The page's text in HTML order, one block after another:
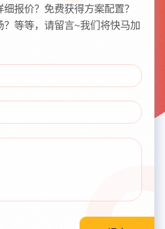
报价？免费获得方案配置？
？等等，请留言~我们将快马加